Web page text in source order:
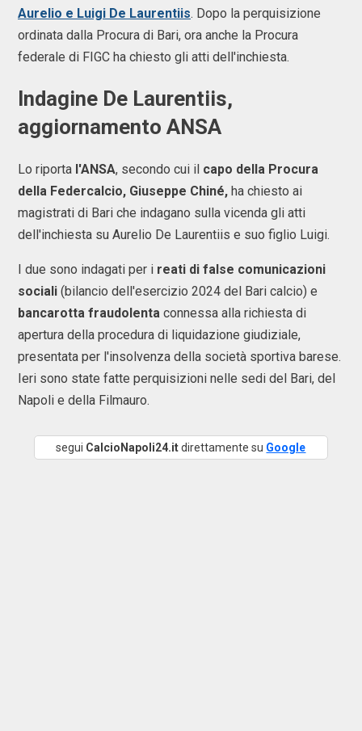
Aurelio e Luigi De Laurentiis. Dopo la perquisizione
ordinata dalla Procura di Bari, ora anche la Procura
federale di FIGC ha chiesto gli atti dell'inchiesta.
Indagine De Laurentiis,
aggiornamento ANSA
Lo riporta l'ANSA, secondo cui il capo della Procura
della Federcalcio, Giuseppe Chiné, ha chiesto ai
magistrati di Bari che indagano sulla vicenda gli atti
dell'inchiesta su Aurelio De Laurentiis e suo figlio Luigi.
I due sono indagati per i reati di false comunicazioni
sociali (bilancio dell'esercizio 2024 del Bari calcio) e
bancarotta fraudolenta connessa alla richiesta di
apertura della procedura di liquidazione giudiziale,
presentata per l'insolvenza della società sportiva barese.
Ieri sono state fatte perquisizioni nelle sedi del Bari, del
Napoli e della Filmauro.
segui CalcioNapoli24.itdirettamente su Google